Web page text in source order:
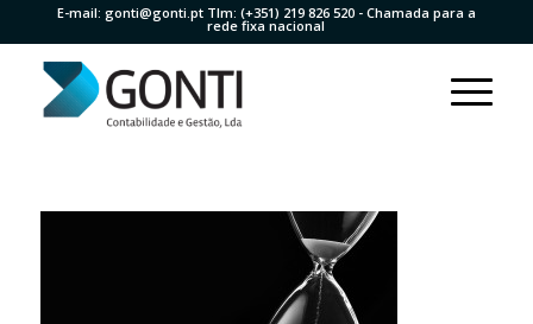
E-mail: gonti@gonti.ptTlm: (+351) 219 826 520- Chamada para a
rede fixa nacional